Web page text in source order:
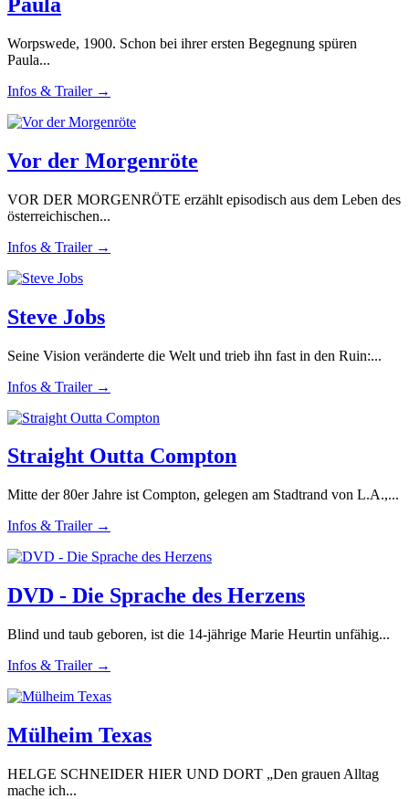
Worpswede, 1900. Schon bei ihrer ersten Begegnung spüren
Paula...
Infos & Trailer →
Vor der Morgenröte
VOR DER MORGENRÖTE erzählt episodisch aus dem Leben des
österreichischen...
Infos & Trailer →
Steve Jobs
Seine Vision veränderte die Welt und trieb ihn fast in den Ruin:...
Infos & Trailer →
Straight Outta Compton
Mitte der 80er Jahre ist Compton, gelegen am Stadtrand von L.A.,...
Infos & Trailer →
DVD - Die Sprache des Herzens
Blind und taub geboren, ist die 14-jährige Marie Heurtin unfähig...
Infos & Trailer →
Mülheim Texas
HELGE SCHNEIDER HIER UND DORT „Den grauen Alltag
mache ich...